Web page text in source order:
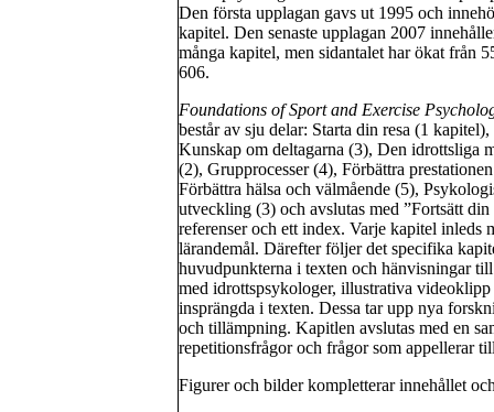
Den första upplagan gavs ut 1995 och
kapitel. Den senaste upplagan 2007
många kapitel, men sidantalet har ökat från
606.
Foundations of Sport and Exercise
består av sju delar: Starta din resa (1 kapitel),
Kunskap om deltagarna (3), Den idrottsliga
(2), Grupprocesser (4), Förbättra
Förbättra hälsa och välmående (5),
utveckling (3) och avslutas med ”Fortsätt din
referenser och ett index. Varje kapitel inleds
lärandemål. Därefter följer det specifika
huvudpunkterna i texten och hänvisningar
med idrottspsykologer, illustrativa
insprängda i texten. Dessa tar upp nya
och tillämpning. Kapitlen avslutas med en
repetitionsfrågor och frågor som appellerar
Figurer och bilder kompletterar innehållet